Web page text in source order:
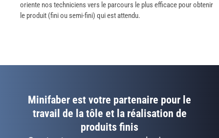
oriente nos techniciens vers le parcours le plus efficace pour obtenir
le produit (fini ou semi-fini) qui est attendu.
Minifaber est votre partenaire pour le
travail de la tôle et la réalisation de
produits finis